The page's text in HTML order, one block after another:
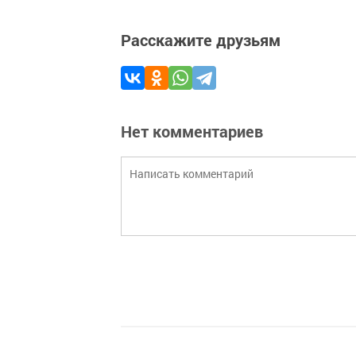
Расскажите друзьям
Нет комментариев